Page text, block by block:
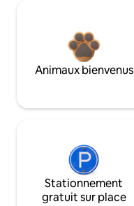
Animaux bienvenus
Stationnement
gratuit sur place